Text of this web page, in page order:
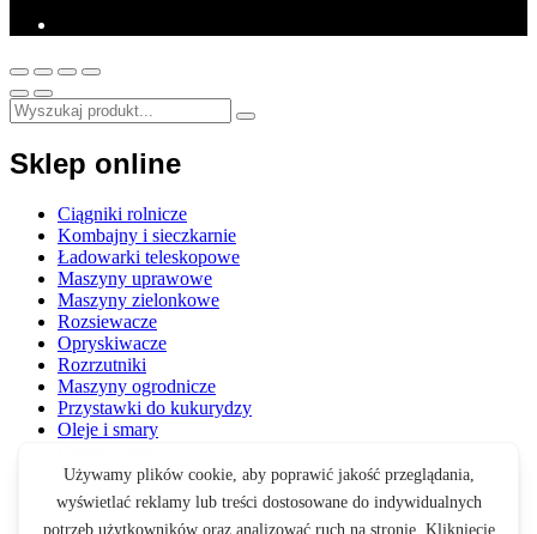
Sklep online
Ciągniki rolnicze
Kombajny i sieczkarnie
Ładowarki teleskopowe
Maszyny uprawowe
Maszyny zielonkowe
Rozsiewacze
Opryskiwacze
Rozrzutniki
Maszyny ogrodnicze
Przystawki do kukurydzy
Oleje i smary
Akcesoria
Zabawki